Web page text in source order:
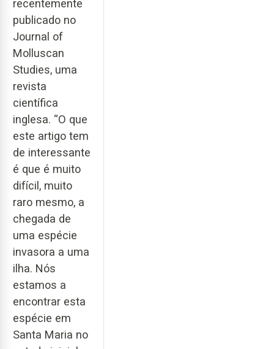
recentemente
publicado no
Journal of
Molluscan
Studies, uma
revista
científica
inglesa. “O que
este artigo tem
de interessante
é que é muito
difícil, muito
raro mesmo, a
chegada de
uma espécie
invasora a uma
ilha. Nós
estamos a
encontrar esta
espécie em
Santa Maria no